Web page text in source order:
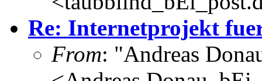
Re: Internetprojekt
From: "Andreas